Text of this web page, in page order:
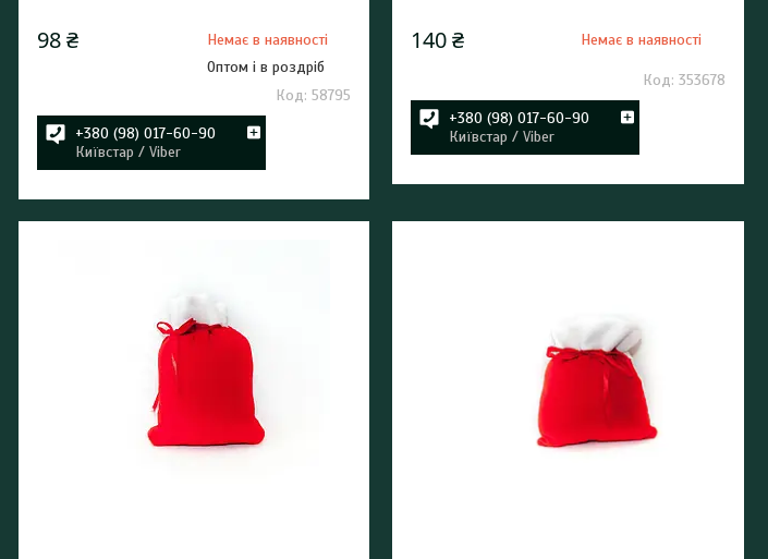
98 ₴
Немає в наявності
Оптом і в роздріб
58795
+380 (98) 017-60-90
Київстар / Viber
140 ₴ Немає в наявності
353678
+380 (98) 017-60-90
Київстар / Viber